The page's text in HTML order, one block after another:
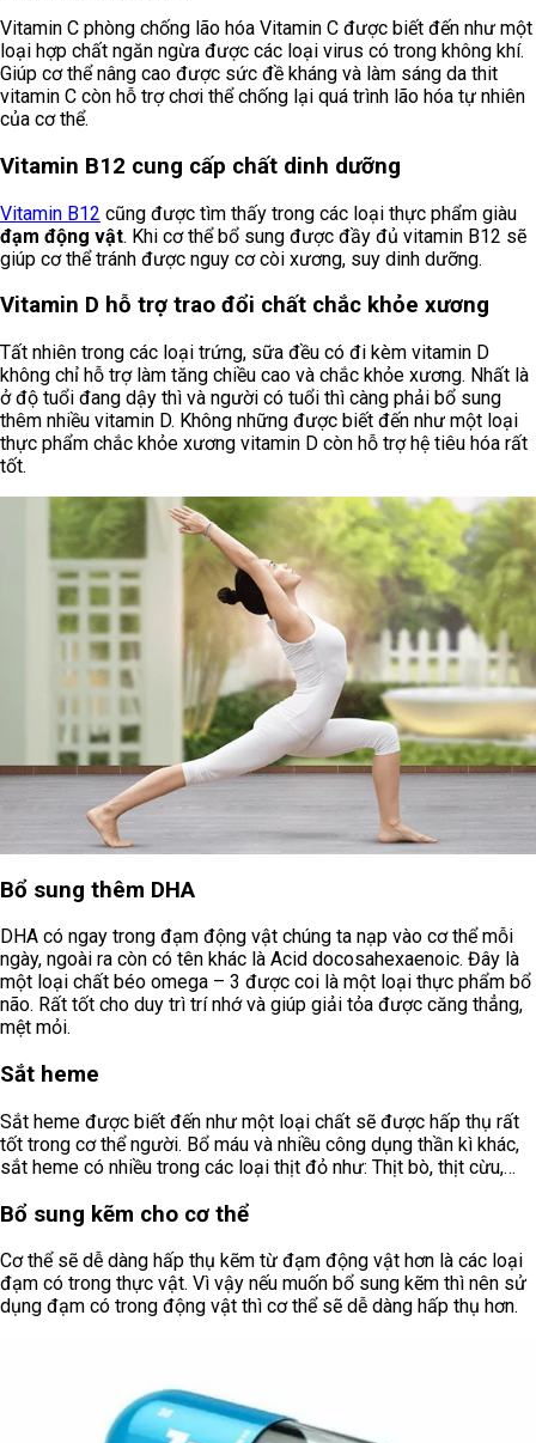
Vitamin C phòng chống lão hóa Vitamin C được biết đến như một
loại hợp chất ngăn ngừa được các loại virus có trong không khí.
Giúp cơ thể nâng cao được sức đề kháng và làm sáng da thit
vitamin C còn hỗ trợ chơi thể chống lại quá trình lão hóa tự nhiên
của cơ thể.
Vitamin B12 cung cấp chất dinh dưỡng
Vitamin B12 cũng được tìm thấy trong các loại thực phẩm giàu
đạm động vật. Khi cơ thể bổ sung được đầy đủ vitamin B12 sẽ
giúp cơ thể tránh được nguy cơ còi xương, suy dinh dưỡng.
Vitamin D hỗ trợ trao đổi chất chắc khỏe xương
Tất nhiên trong các loại trứng, sữa đều có đi kèm vitamin D
không chỉ hỗ trợ làm tăng chiều cao và chắc khỏe xương. Nhất là
ở độ tuổi đang dậy thì và người có tuổi thì càng phải bổ sung
thêm nhiều vitamin D. Không những được biết đến như một loại
thực phẩm chắc khỏe xương vitamin D còn hỗ trợ hệ tiêu hóa rất
tốt.
Bổ sung thêm DHA
DHA có ngay trong đạm động vật chúng ta nạp vào cơ thể mỗi
ngày, ngoài ra còn có tên khác là Acid docosahexaenoic. Đây là
một loại chất béo omega – 3 được coi là một loại thực phẩm bổ
não. Rất tốt cho duy trì trí nhớ và giúp giải tỏa được căng thẳng,
mệt mỏi.
Sắt heme
Sắt heme được biết đến như một loại chất sẽ được hấp thụ rất
tốt trong cơ thể người. Bổ máu và nhiều công dụng thần kì khác,
sắt heme có nhiều trong các loại thịt đỏ như: Thịt bò, thịt cừu,…
Bổ sung kẽm cho cơ thể
Cơ thể sẽ dễ dàng hấp thụ kẽm từ đạm động vật hơn là các loại
đạm có trong thực vật. Vì vậy nếu muốn bổ sung kẽm thì nên sử
dụng đạm có trong động vật thì cơ thể sẽ dễ dàng hấp thụ hơn.